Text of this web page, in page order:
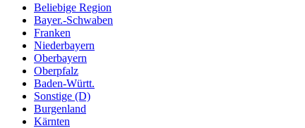
Beliebige Region
Bayer.-Schwaben
Franken
Niederbayern
Oberbayern
Oberpfalz
Baden-Württ.
Sonstige (D)
Burgenland
Kärnten